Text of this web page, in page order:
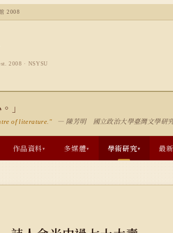
2008
2008 · NSYSU
」
of literature." — 陳芳明 國立政治大學臺灣文學研
作品資料▾ 多媒體▾ 學術研究▾ 最